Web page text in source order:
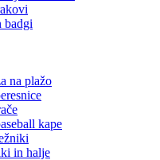
badgi
na plažo
kape
in halje